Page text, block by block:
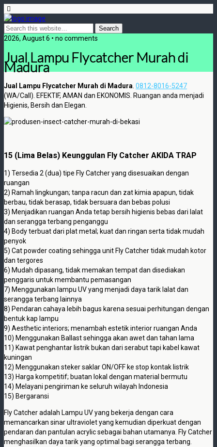
2026, August 6 • no comments
Jual Lampu Flycatcher Murah di
Madura
Jual Lampu Flycatcher Murah di Madura 0812-8016-5247
(WA/Call). EFEKTIF, AMAN dan EKONOMIS. Ruangan anda menjadi
Higienis, Bersih dan Elegan.
15 (Lima Belas) Keunggulan Fly Catcher AKIDA TRAP
1) Tersedia 2 (dua) tipe Fly Catcher yang disesuaikan dengan
ruangan
2) Ramah lingkungan; tanpa racun dan zat kimia apapun, tidak
berbau, tidak berasap, tidak bersuara dan bebas polusi
3) Menjadikan ruangan Anda tetap bersih higienis bebas dari lalat
dan serangga terbang penganggu
4) Body terbuat dari plat metal; kuat dan ringan serta tidak mudah
penyok
5) Cat powder coating sehingga unit Fly Catcher tidak mudah kotor
dan tergores
6) Mudah dipasang, tidak memakan tempat dan disediakan
penggaris untuk membantu pemasangan
7) Menggunakan lampu UV yang menjadi daya tarik lalat dan
serangga terbang lainnya
8) Pendaran cahaya lebih bagus karena sesuai perhitungan dengan
bentuk kap lampu
9) Aesthetic interiors; menambah estetik interior ruangan Anda
10) Menggunakan Ballast sehingga akan awet dan tahan lama
11) Kawat penghantar listrik bukan dari serabut tapi kabel kawat
kuningan
12) Menggunakan steker saklar ON/OFF ke stop kontak listrik
13) Harga kompetitif; buatan lokal dengan material bermutu
14) Melayani pengiriman ke seluruh wilayah Indonesia
15) Bergaransi
Fly Catcher adalah Lampu UV yang bekerja dengan cara
memancarkan sinar ultraviolet yang kemudian diperkuat dengan
pendaran dan pantulan acrylic sebagai bahan utamanya. Fly Catcher
menghasilkan daya tarik yang optimal bagi serangga terbang.